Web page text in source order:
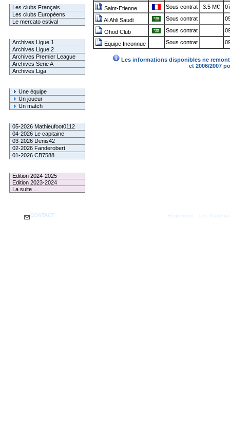
Les clubs Français
Les clubs Européens
Le mercato estival
Archives Ligue 1
Archives Ligue 2
Archives Premier League
Archives Serie A
Archives Liga
Une équipe
Un joueur
Un match
05-2026 Mathieufoot0112
04-2026 Le capitaine
03-2026 Denis42
02-2026 Fanderobert
01-2026 CB7588
Edition 2024-2025
Edition 2023-2024
La suite ...
Saint-Etienne Sous contrat 3.5 M€
Al Ahli Saudi Sous contrat
Ohod Club Sous contrat
Equipe Inconnue Sous contrat
Les informations disponibles ne
et 2006/2007
CONTACT Règlement Les